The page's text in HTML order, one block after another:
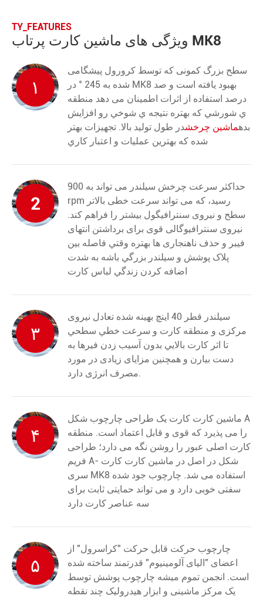
TY_FEATURES
ویژگی های ماشین کارت پرتاب MK8
۱
سطح بزرگ کمونی که توسط کرورول پیشگامی
شده به 245 ° در MK8 بهبود یافته است و صد
درصد استفاده از اثرات اطمینان می دهد منطقه
ي شورشي که بهتره نتيجه ي شوخي رو افزايش
بدهماشين چرخشدر طول توليد بالا. تجهيزات بهتر
شده که بهترين عمليات و اعتبار کاري
2
حداکثر سرعت چرخش سیلندر می تواند به 900
rpm رسید، که می تواند سرعت خطی بالاتر
سطح و نیروی سنترافیگول بیشتر را فراهم کند.
نیروی سنترافیوگالی قوی برای برداشتن انتهای
فیبر و حذف ناهنجاری ها بهتره وقتي فاصله بين
پلاک پوشش و سيلندر بزرگي باشه به شدت
اضافه کردن زندگي لباس کارت
۳
سیلندر قطر 40 اینچ بهینه شده تعادل نیروی
مرکزی و منطقه کارت و سرعت خطي سطحي
تا اثر کارت بالايي بدون آسيب زدن فيرها به
دست بيارن و همچنین مزایای زیادی در مورد
مصرف انرژی دارد.
۴
ماشین کارت کارت یک طراحی چارچوب شکل A
را می پذیرد که قوی و قابل اعتماد است. منطقه
کارت اصلی عبور را روشن نگه می دارد؛ طراحی
فریم A- شکل در اصل در ماشین کارت کارت
سری MK8 استفاده می شد. چارچوب جود شده
سفتی خوبی دارد و می تواند حمایتی ثابت برای
سه عناصر کارت دارد
۵
چارچوب حرکت قابل حرکت "کراسرول" از
اعضای "الیای آلومینیوم" قدرتمند ساخته شده
است. انجمن تموم ميشه چارچوب پوشش توسط
یک مرکز ماشینی و ابزار هیدرولیک چند نقطه